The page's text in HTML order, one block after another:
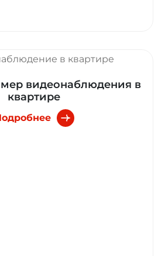
видеонаблюдения в
квартире